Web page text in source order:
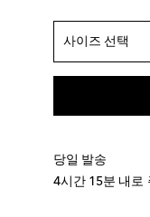
사이즈 선택
Y 12
당일 발송
4시간 15분 내로